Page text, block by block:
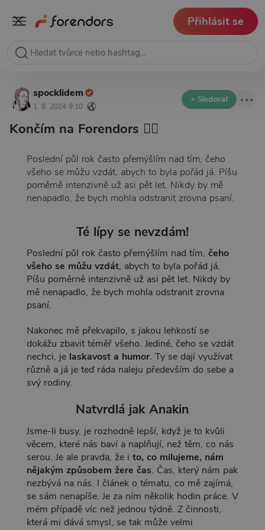
Přihlásit se
spocklidem
1. 8. 2024 9:10
+ Sledovat
Končím na Forendors 🙋‍♀️
Poslední půl rok často přemýšlím nad tím, čeho
všeho se můžu vzdát, abych to byla pořád já. Píšu
poměrně intenzivně už asi pět let. Nikdy by mě
nenapadlo, že bych mohla odstranit zrovna psaní.
Té lípy se nevzdám!
Poslední půl rok často přemýšlím nad tím, čeho
všeho se můžu vzdát, abych to byla pořád já.
Píšu poměrně intenzivně už asi pět let. Nikdy by
mě nenapadlo, že bych mohla odstranit zrovna
psaní.
Nakonec mě překvapilo, s jakou lehkostí se
dokážu zbavit téměř všeho. Jediné, čeho se vzdát
nechci, je laskavost a humor. Ty se dají využívat
různě a já je teď ráda naleju především do sebe a
svý rodiny.
Natvrdlá jak Anakin
Jsme-li busy, je rozhodně lepší, když je to kvůli
věcem, které nás baví a naplňují, než těm, co nás
serou. Je ale pravda, že i to, co milujeme, nám
nějakým způsobem žere čas. Čas, který nám pak
nezbývá na nás. I článek o tématu, co mě zajímá,
se sám nenapíše. Je za ním několik hodin práce. V
mém případě víc než jednou týdně. Z činnosti,
která mi dává smysl, se tak může velmi